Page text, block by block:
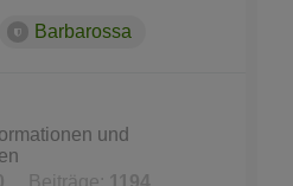
Barbarossa
und
Beiträge: 1194